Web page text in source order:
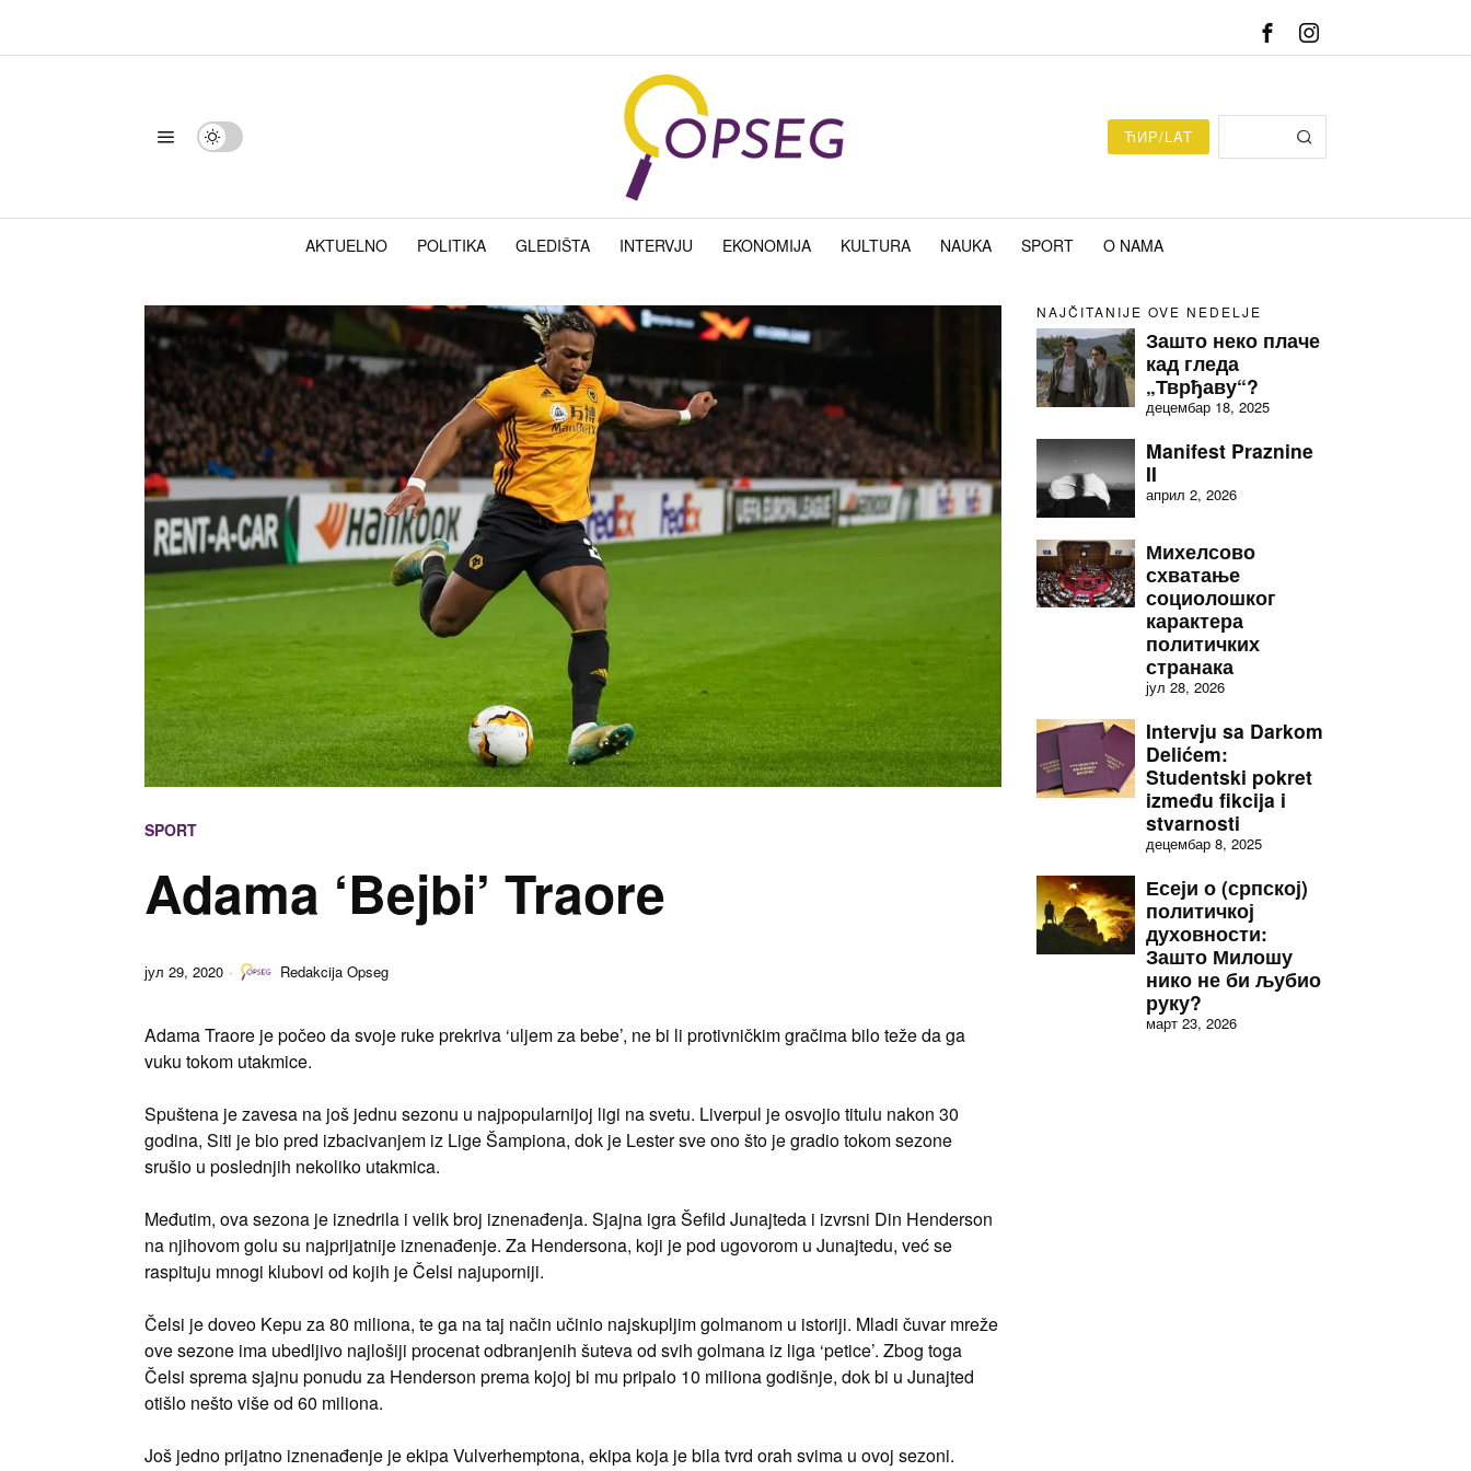
ЋИР/LAT
AKTUELNO POLITIKA GLEDIŠTA INTERVJU EKONOMIJA KULTURA NAUKA SPORT O NAMA
SPORT
Adama ‘Bejbi’ Traore
јул 29, 2020 Redakcija Opseg
Adama Traore je počeo da svoje ruke prekriva ‘uljem za bebe’, ne bi li protivničkim gračima bilo teže da ga
vuku tokom utakmice.
Spuštena je zavesa na još jednu sezonu u najpopularnijoj ligi na svetu. Liverpul je osvojio titulu nakon 30
godina, Siti je bio pred izbacivanjem iz Lige Šampiona, dok je Lester sve ono što je gradio tokom sezone
srušio u poslednjih nekoliko utakmica.
Međutim, ova sezona je iznedrila i velik broj iznenađenja. Sjajna igra Šefild Junajteda i izvrsni Din Henderson
na njihovom golu su najprijatnije iznenađenje. Za Hendersona, koji je pod ugovorom u Junajtedu, već se
raspituju mnogi klubovi od kojih je Čelsi najuporniji.
Čelsi je doveo Kepu za 80 miliona, te ga na taj način učinio najskupljim golmanom u istoriji. Mladi čuvar mreže
ove sezone ima ubedljivo najlošiji procenat odbranjenih šuteva od svih golmana iz liga ‘petice’. Zbog toga
Čelsi sprema sjajnu ponudu za Henderson prema kojoj bi mu pripalo 10 miliona godišnje, dok bi u Junajted
otišlo nešto više od 60 miliona.
Još jedno prijatno iznenađenje je ekipa Vulverhemptona, ekipa koja je bila tvrd orah svima u ovoj sezoni.
NAJČITANIJE OVE NEDELJE
Зашто неко плаче
кад гледа
„Тврђаву“?
децембар 18, 2025
Manifest Praznine
II
април 2, 2026
Михелсово
схватање
социолошког
карактера
политичких
странака
јул 28, 2026
Intervju sa Darkom
Delićem:
Studentski pokret
između fikcija i
stvarnosti
децембар 8, 2025
Есеји о (српској)
политичкој
духовности:
Зашто Милошу
нико не би љубио
руку?
март 23, 2026